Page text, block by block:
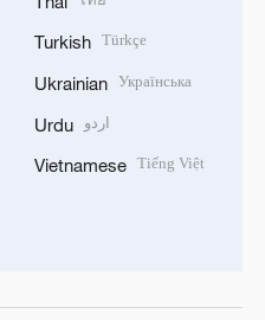
Turkish Türkçe
Ukrainian Українська
Urdu اردو
Vietnamese Tiếng Việt